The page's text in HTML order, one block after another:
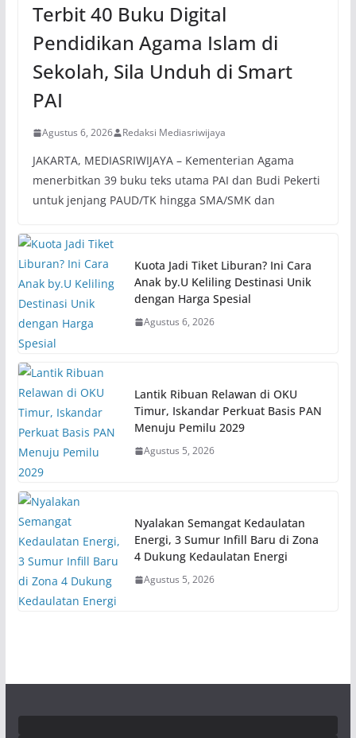
Terbit 40 Buku Digital
Pendidikan Agama Islam di
Sekolah, Sila Unduh di Smart
PAI
Agustus 6, 2026 Redaksi Mediasriwijaya
JAKARTA, MEDIASRIWIJAYA – Kementerian Agama
menerbitkan 39 buku teks utama PAI dan Budi Pekerti
untuk jenjang PAUD/TK hingga SMA/SMK dan
Kuota Jadi Tiket Liburan? Ini Cara
Anak by.U Keliling Destinasi Unik
dengan Harga Spesial
Agustus 6, 2026
Lantik Ribuan Relawan di OKU
Timur, Iskandar Perkuat Basis PAN
Menuju Pemilu 2029
Agustus 5, 2026
Nyalakan Semangat Kedaulatan
Energi, 3 Sumur Infill Baru di Zona
4 Dukung Kedaulatan Energi
Agustus 5, 2026